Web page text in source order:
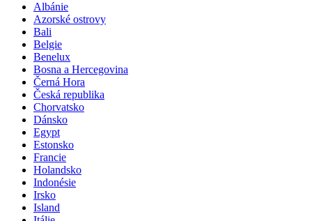
Albánie
Azorské ostrovy
Bali
Belgie
Benelux
Bosna a Hercegovina
Černá Hora
Česká republika
Chorvatsko
Dánsko
Egypt
Estonsko
Francie
Holandsko
Indonésie
Irsko
Island